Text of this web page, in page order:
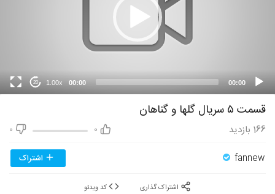
00:00
00:00
1.00x
20
قسمت ۵ سریال گلها و گناهان
0
0 166 بازدید
fannew اشتراک